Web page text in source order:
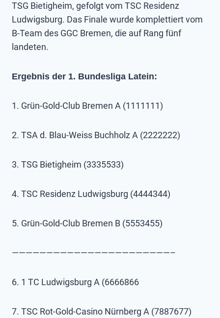
TSG Bietigheim, gefolgt vom TSC Residenz
Ludwigsburg. Das Finale wurde komplettiert vom
B-Team des GGC Bremen, die auf Rang fünf
landeten.
Ergebnis der 1. Bundesliga Latein:
1. Grün-Gold-Club Bremen A (1111111)
2. TSA d. Blau-Weiss Buchholz A (2222222)
3. TSG Bietigheim (3335533)
4. TSC Residenz Ludwigsburg (4444344)
5. Grün-Gold-Club Bremen B (5553455)
———————————————————————–
6. 1 TC Ludwigsburg A (6666866
7. TSC Rot-Gold-Casino Nürnberg A (7887677)